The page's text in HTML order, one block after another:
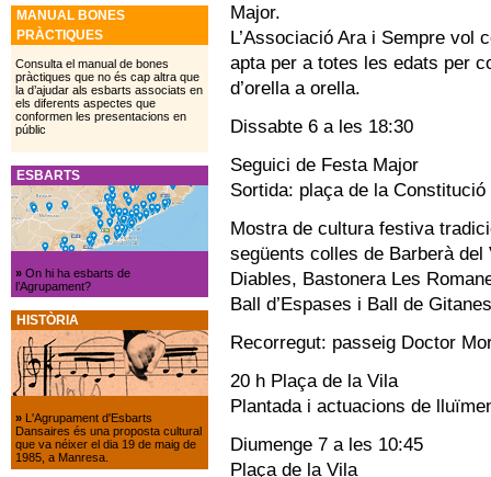
Major.
L’Associació Ara i Sempre vol
apta per a totes les edats per
d’orella a orella.
Dissabte 6 a les 18:30
Seguici de Festa Major
Sortida: plaça de la Constitució
Mostra de cultura festiva
següents colles de Barberà
Diables, Bastonera Les
Ball d’Espases i Ball de
Recorregut: passeig Doctor
20 h Plaça de la Vila
Plantada i actuacions de
Diumenge 7 a les 10:45
Plaça de la Vila
MANUAL BONES
PRÀCTIQUES
Consulta el manual de bones
pràctiques que no és cap altra que
la d’ajudar als esbarts associats en
els diferents aspectes que
conformen les presentacions en
públic
ESBARTS
»On hi ha esbarts de
l’Agrupament?
HISTÒRIA
» L'Agrupament d'Esbarts
Dansaires és una proposta cultural
que va néixer el dia 19 de maig de
1985, a Manresa.